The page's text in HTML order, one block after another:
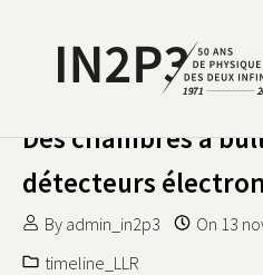
IN2P3 50 ANS DE
Des chambres à
détecteurs
By admin_in2p3 On 13
timeline_LLR